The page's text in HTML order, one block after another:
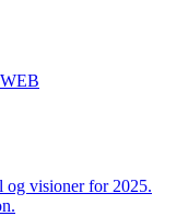
og visioner for 2025.